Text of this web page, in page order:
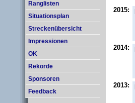
Ranglisten
Situationsplan
Streckenübersicht
Impressionen
OK
Rekorde
Sponsoren
Feedback
2015:
2014:
2013: